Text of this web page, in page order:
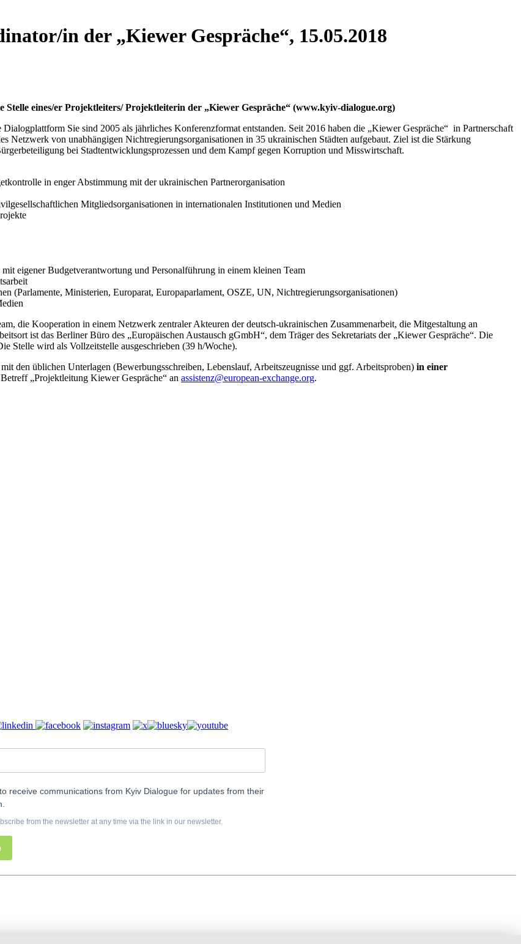
in der „Kiewer Gespräche“, 15.05.2018
Stelle eines/er Projektleiters/ Projektleiterin der „Kiewer Gespräche“ (www.kyiv-dialogue.org)
Sie sind 2005 als jährliches Konferenzformat entstanden. Seit 2016 haben die „Kiewer Gespräche“ in Partnerschaft
Netzwerk von unabhängigen Nichtregierungsorganisationen in 35 ukrainischen Städten aufgebaut. Ziel ist die Stärkung
bei Stadtentwicklungsprozessen und dem Kampf gegen Korruption und Misswirtschaft.
in enger Abstimmung mit der ukrainischen Partnerorganisation
Mitgliedsorganisationen in internationalen Institutionen und Medien
eigener Budgetverantwortung und Personalführung in einem kleinen Team
(Parlamente, Ministerien, Europarat, Europaparlament, OSZE, UN, Nichtregierungsorganisationen)
die Kooperation in einem Netzwerk zentraler Akteuren der deutsch-ukrainischen Zusammenarbeit, die Mitgestaltung an
ist das Berliner Büro des „Europäischen Austausch gGmbH“, dem Träger des Sekretariats der „Kiewer Gespräche“. Die
Stelle wird als Vollzeitstelle ausgeschrieben (39 h/Woche).
den üblichen Unterlagen (Bewerbungsschreiben, Lebenslauf, Arbeitszeugnisse und ggf. Arbeitsproben) in einer
„Projektleitung Kiewer Gespräche“ an assistenz@european-exchange.org.
receive communications from Kyiv Dialogue for updates from their
from the newsletter at any time via the link in our newsletter.